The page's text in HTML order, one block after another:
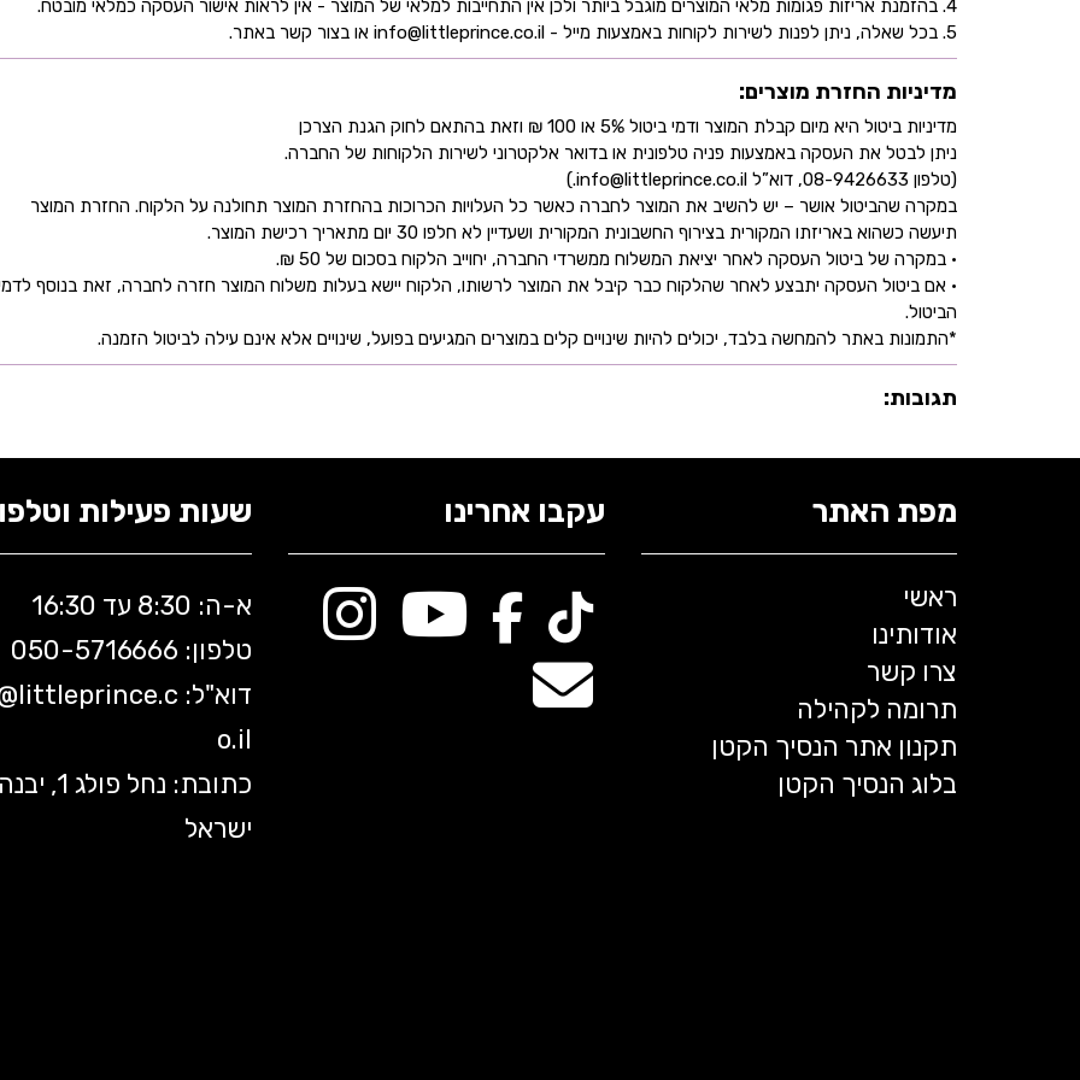
4. בהזמנת אריזות פגומות מלאי המוצרים מוגבל ביותר ולכן אין התחייבות למלאי של המוצר - אין לראות אישור העסקה כמלאי מובטח.
5. בכל שאלה, ניתן לפנות לשירות לקוחות באמצעות מייל - info@littleprince.co.il או בצור קשר באתר.
מדיניות החזרת מוצרים:
מדיניות ביטול היא מיום קבלת המוצר ודמי ביטול 5% או 100 ₪ וזאת בהתאם לחוק הגנת הצרכן
ניתן לבטל את העסקה באמצעות פניה טלפונית או בדואר אלקטרוני לשירות הלקוחות של החברה.
(טלפון 08-9426633, דוא”ל info@littleprince.co.il.)
במקרה שהביטול אושר – יש להשיב את המוצר לחברה כאשר כל העלויות הכרוכות בהחזרת המוצר תחולנה על הלקוח. החזרת המוצר
תיעשה כשהוא באריזתו המקורית בצירוף החשבונית המקורית ושעדיין לא חלפו 30 יום מתאריך רכישת המוצר.
• במקרה של ביטול העסקה לאחר יציאת המשלוח ממשרדי החברה, יחוייב הלקוח בסכום של 50 ₪.
• אם ביטול העסקה יתבצע לאחר שהלקוח כבר קיבל את המוצר לרשותו, הלקוח יישא בעלות משלוח המוצר חזרה לחברה, זאת בנוסף
הביטול.
*התמונות באתר להמחשה בלבד, יכולים להיות שינויים קלים במוצרים המגיעים בפועל, שינויים אלא אינם עילה לביטול הזמנה.
תגובות:
מפת האתר
ראשי
אודותינו
צרו קשר
תרומה לקהילה
תקנון אתר הנסיך הקטן
בלוג הנסיך הקטן
עקבו אחרינו שעות פעילות
א-ה: 8:30 עד 16:30
טלפון: 050-5 716666
דוא"ל: littleprince.c
o.il
כתובת: נחל פולג 1,
ישראל